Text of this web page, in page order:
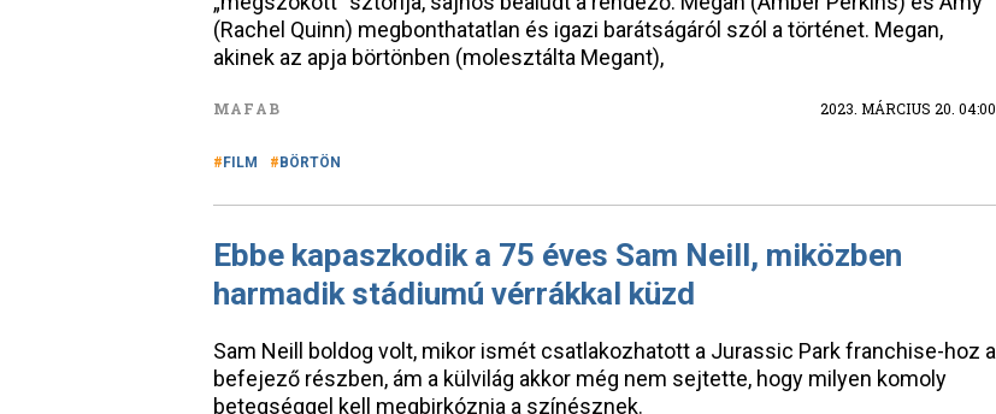
(Rachel Quinn) megbonthatatlan és igazi barátságáról szól a történet. Megan,
akinek az apja börtönben (molesztálta Megant),
MAFAB 2023. MÁRCIUS 20. 04:00
FILM BÖRTÖN
Ebbe kapaszkodik a 75 éves Sam Neill, miközben
harmadik stádiumú vérrákkal küzd
Sam Neill boldog volt, mikor ismét csatlakozhatott a Jurassic Park franchise-hoz a
befejező részben, ám a külvilág akkor még nem sejtette, hogy milyen komoly
betegséggel kell megbirkóznia a színésznek.